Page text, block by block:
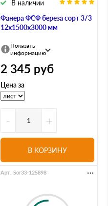
Фанера ФСФ береза сорт 3/3
12х1500х3000 мм
В наличии
Показать
информацию
2 345 руб
Цена за
- +
В КОРЗИНУ
Арт. Sor33-125898